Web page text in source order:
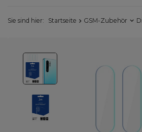
Sie sind hier: Startseite GSM-Zubehör